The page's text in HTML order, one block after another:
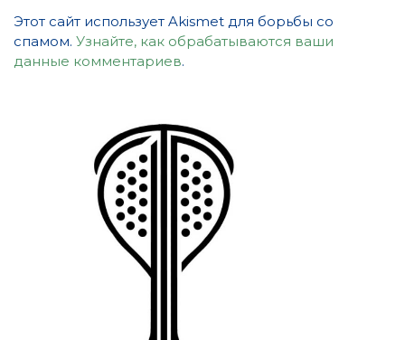
Этот сайт использует Akismet для борьбы со
спамом. Узнайте, как обрабатываются ваши
данные комментариев.